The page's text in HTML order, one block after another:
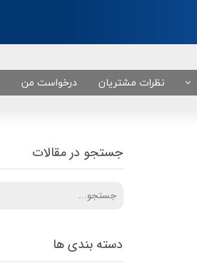
نظرات مشتریان درخواست من
دسته بندی ها
جستجو در مقالات